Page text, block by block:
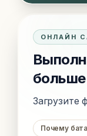
ОНЛАЙН
больше
Загрузите
Почему